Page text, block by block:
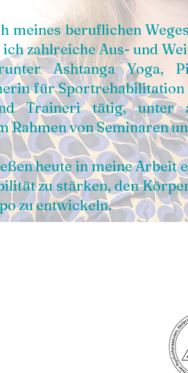
meines beruflichen
zahlreiche Aus- und
Ashtanga Yoga,
für
Traineri tätig, unter
Rahmen von Seminaren
heute in meine
zu stärken, den
zu entwickeln.